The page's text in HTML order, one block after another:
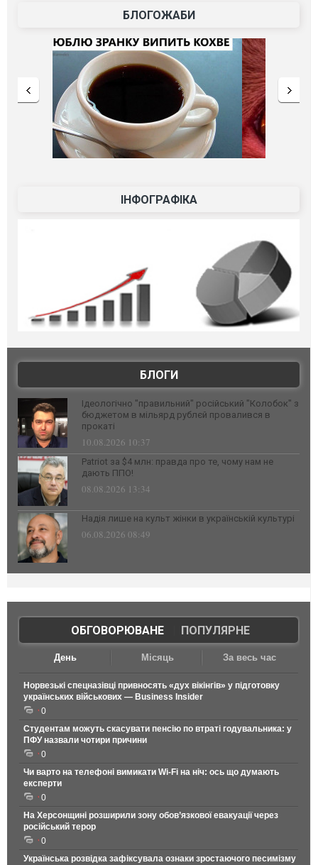
БЛОГОЖАБИ
ІНФОГРАФІКА
БЛОГИ
Ідеологічно "правильний" російський "Колобок" з
бюджетом в мільярд рублєй провалився в
прокаті
10.08.2026 10:37
Patriot за $4 млн: правда про те, чому нам не
дають ППО!
08.08.2026 13:34
Надія лише на культ жінки в українській культурі
06.08.2026 08:49
ОБГОВОРЮВАНЕ| ПОПУЛЯРНЕ
День Місяць За весь час
Норвезькі спецназівці привносять «дух вікінгів» у підготовку
українських військових — Business Insider
0
Студентам можуть скасувати пенсію по втраті годувальника: у
ПФУ назвали чотири причини
0
Чи варто на телефонi вимикати Wi-Fi на ніч: ось що думають
експерти
0
На Херсонщині розширили зону обов’язкової евакуації через
російський терор
0
Українська розвідка зафіксувала ознаки зростаючого песимізму